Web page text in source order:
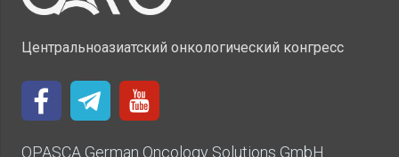
Центральноазиатский онкологический конгресс
OPASCA German Oncology Solutions GmbH